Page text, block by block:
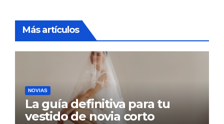
Más artículos
NOVIAS
La guía definitiva para tu
vestido de novia corto